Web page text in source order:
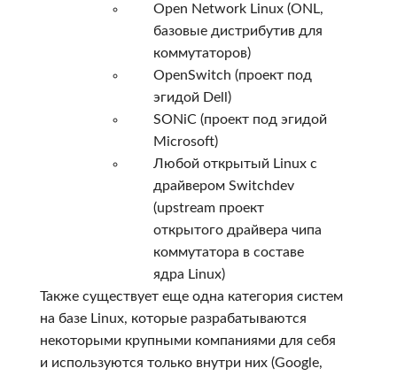
Open Network Linux (ONL,
базовые дистрибутив для
коммутаторов)
OpenSwitch (проект под
эгидой Dell)
SONiC (проект под эгидой
Microsoft)
Любой открытый Linux с
драйвером Switchdev
(upstream проект
открытого драйвера чипа
коммутатора в составе
ядра Linux)
Также существует еще одна категория систем
на базе Linux, которые разрабатываются
некоторыми крупными компаниями для себя
и используются только внутри них (Google,